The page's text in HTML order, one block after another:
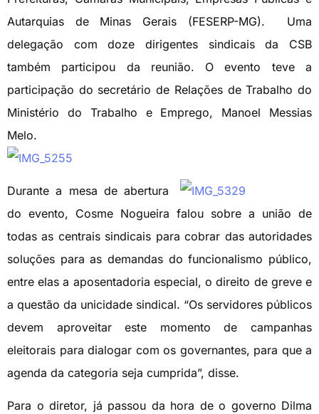
Autarquias de Minas Gerais (FESERP-MG). Uma
delegação com doze dirigentes sindicais da CSB
também participou da reunião. O evento teve a
participação do secretário de Relações de Trabalho do
Ministério do Trabalho e Emprego, Manoel Messias
Melo.
Durante a mesa de abertura
do evento, Cosme Nogueira falou sobre a união de
todas as centrais sindicais para cobrar das autoridades
soluções para as demandas do funcionalismo público,
entre elas a aposentadoria especial, o direito de greve e
a questão da unicidade sindical. “Os servidores públicos
devem aproveitar este momento de campanhas
eleitorais para dialogar com os governantes, para que a
agenda da categoria seja cumprida”, disse.
Para o diretor, já passou da hora de o governo Dilma